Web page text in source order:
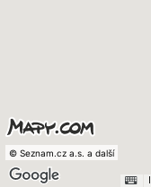
© Seznam.cz a.s. a další